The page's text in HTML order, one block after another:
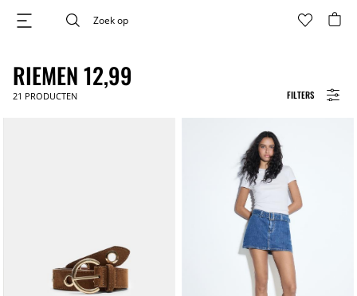
FILTERS
RIEMEN 12,99
21 PRODUCTEN